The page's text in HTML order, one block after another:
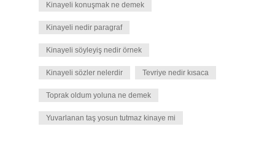
Kinayeli konuşmak ne demek
Kinayeli nedir paragraf
Kinayeli söyleyiş nedir örnek
Kinayeli sözler nelerdir Tevriye nedir kısaca
Toprak oldum yoluna ne demek
Yuvarlanan taş yosun tutmaz kinaye mi